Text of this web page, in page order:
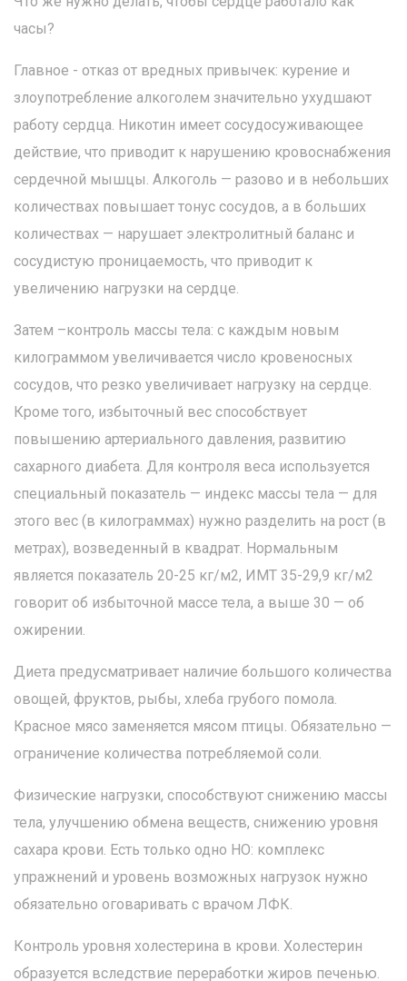
часы?
Главное - отказ от вредных привычек: курение и
злоупотребление алкоголем значительно ухудшают
работу сердца. Никотин имеет сосудосуживающее
действие, что приводит к нарушению кровоснабжения
сердечной мышцы. Алкоголь — разово и в небольших
количествах повышает тонус сосудов, а в больших
количествах — нарушает электролитный баланс и
сосудистую проницаемость, что приводит к
увеличению нагрузки на сердце.
Затем –контроль массы тела: с каждым новым
килограммом увеличивается число кровеносных
сосудов, что резко увеличивает нагрузку на сердце.
Кроме того, избыточный вес способствует
повышению артериального давления, развитию
сахарного диабета. Для контроля веса используется
специальный показатель — индекс массы тела — для
этого вес (в килограммах) нужно разделить на рост (в
метрах), возведенный в квадрат. Нормальным
является показатель 20-25 кг/м2, ИМТ 35-29,9 кг/м2
говорит об избыточной массе тела, а выше 30 — об
ожирении.
Диета предусматривает наличие большого количества
овощей, фруктов, рыбы, хлеба грубого помола.
Красное мясо заменяется мясом птицы. Обязательно —
ограничение количества потребляемой соли.
Физические нагрузки, способствуют снижению массы
тела, улучшению обмена веществ, снижению уровня
сахара крови. Есть только одно НО: комплекс
упражнений и уровень возможных нагрузок нужно
обязательно оговаривать с врачом ЛФК.
Контроль уровня холестерина в крови. Холестерин
образуется вследствие переработки жиров печенью.